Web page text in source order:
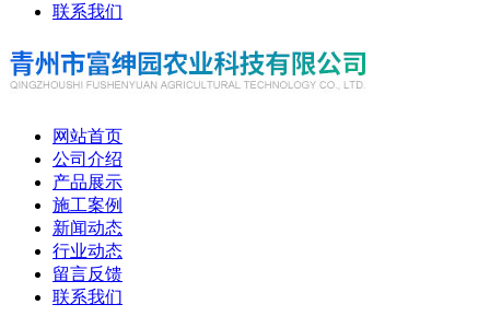
联系我们
网站首页
公司介绍
产品展示
施工案例
新闻动态
行业动态
留言反馈
联系我们